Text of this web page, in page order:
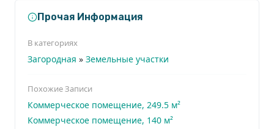
Прочая Информация
В категориях
Загородная » Земельные участки
Похожие Записи
Коммерческое помещение, 249.5 м²
Коммерческое помещение, 140 м²